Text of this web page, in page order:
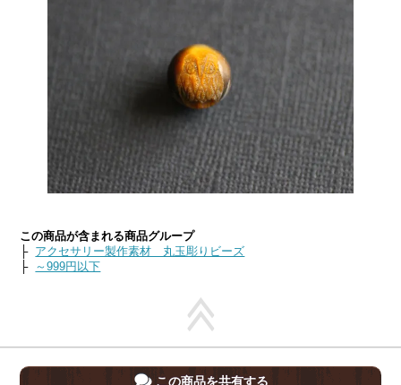
この商品が含まれる商品グループ
├ アクセサリー製作素材 丸玉彫りビーズ
├
～999円以下
この商品を共有する